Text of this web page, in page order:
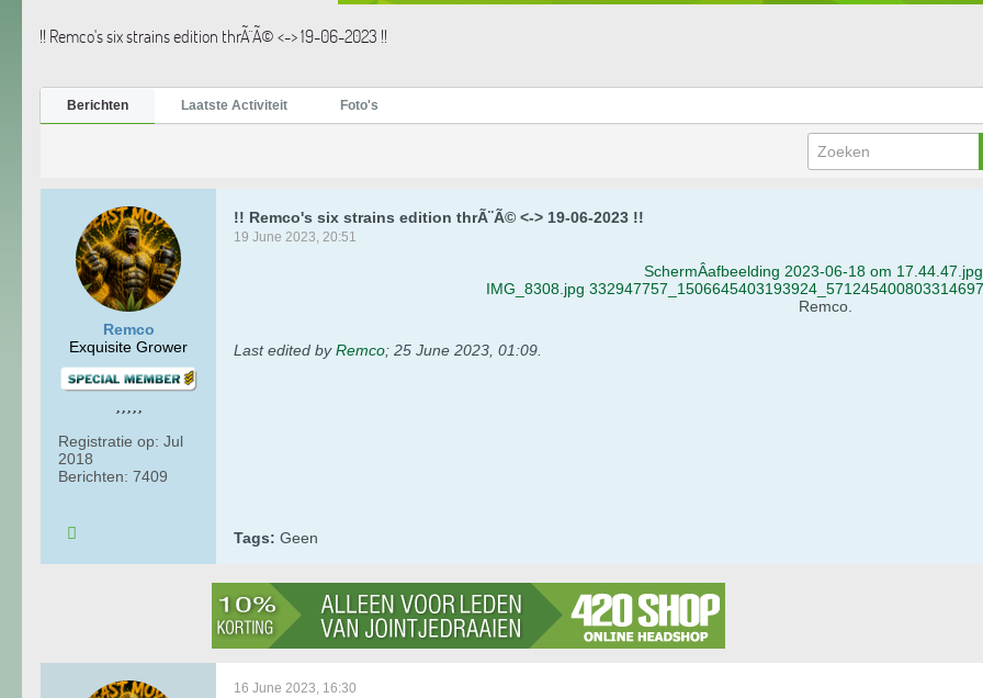
!! Remco's six strains edition thrÃ¨Ã© <-> 19-06-2023 !!
Berichten Laatste Activiteit Foto's
Remco
Exquisite Grower
Registratie op: Jul
2018
Berichten: 7409
!! Remco's six strains edition thrÃ¨Ã© <-> 19-06-2023 !!
19 June 2023, 20:51
SchermÂ­afbeelding 2023-06-18 om 17.44.47.jpg
IMG_8308.jpg
Remco.
Last edited byRemco; 25 June 2023, 01:09
Tags: Geen
16 June 2023, 16:30